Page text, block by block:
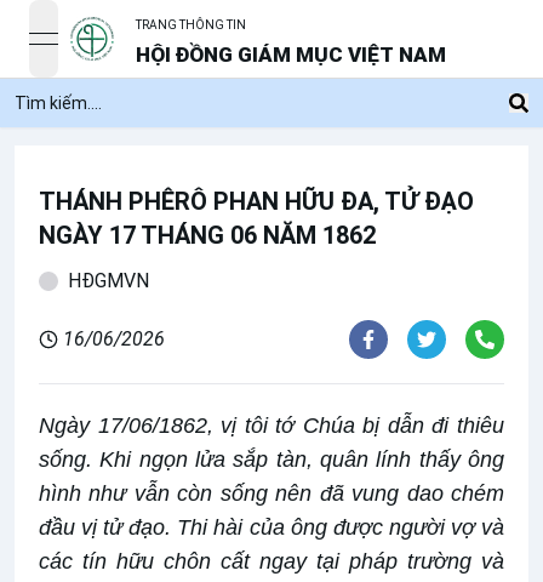
open navigation menu
TRANG THÔNG TIN
HỘI ĐỒNG GIÁM MỤC VIỆT NAM
THÁNH PHÊRÔ PHAN HỮU ĐA, TỬ ĐẠO
NGÀY 17 THÁNG 06 NĂM 1862
HĐGMVN
16/06/2026
Ngày 17/06/1862, vị tôi tớ Chúa bị dẫn đi thiêu
sống. Khi ngọn lửa sắp tàn, quân lính thấy ông
hình như vẫn còn sống nên đã vung dao chém
đầu vị tử đạo. Thi hài của ông được người vợ và
các tín hữu chôn cất ngay tại pháp trường và